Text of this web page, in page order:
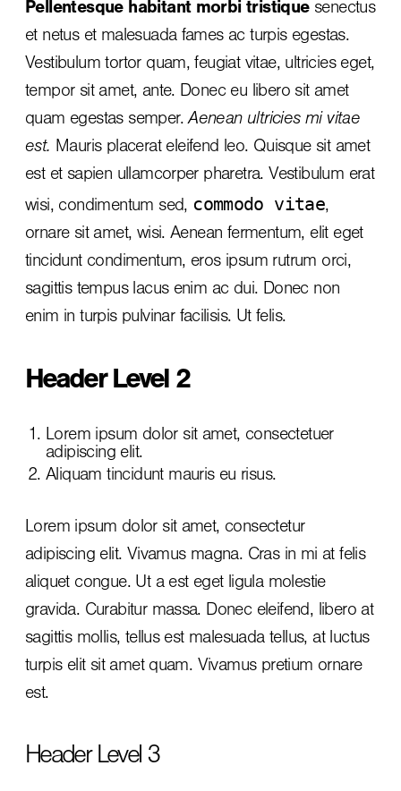
Pellentesque habitant morbi tristiquesenectus
et netus et malesuada fames ac turpis egestas.
Vestibulum tortor quam, feugiat vitae, ultricies eget,
tempor sit amet, ante. Donec eu libero sit amet
quam egestas semper.Aenean ultricies mi vitae
est. Mauris placerat eleifend leo. Quisque sit amet
est et sapien ullamcorper pharetra. Vestibulum erat
wisi, condimentum sed, commodo vitae,
ornare sit amet, wisi. Aenean fermentum, elit eget
tincidunt condimentum, eros ipsum rutrum orci,
sagittis tempus lacus enim ac dui. Donec non
enim in turpis pulvinar facilisis. Ut felis.
Header Level 2
Lorem ipsum dolor sit amet, consectetuer
adipiscing elit.
Aliquam tincidunt mauris eu risus.
Lorem ipsum dolor sit amet, consectetur
adipiscing elit. Vivamus magna. Cras in mi at felis
aliquet congue. Ut a est eget ligula molestie
gravida. Curabitur massa. Donec eleifend, libero at
sagittis mollis, tellus est malesuada tellus, at luctus
turpis elit sit amet quam. Vivamus pretium ornare
est.
Header Level 3